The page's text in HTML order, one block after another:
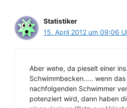
Statistiker
15. April 2012 um 09:06
Aber wehe, da pieselt einer ins
Schwimmbecken….. wenn
nachfolgenden Schwimmer
potenziert wird, dann haben